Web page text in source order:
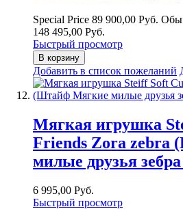
Special Price 89 900,00 Руб.
148 495,00 Руб.
Быстрый просмотр
В корзину
Добавить в список пожеланий
Мягкая игрушка
Friends Zora
милые друзья
6 995,00 Руб.
Быстрый просмотр